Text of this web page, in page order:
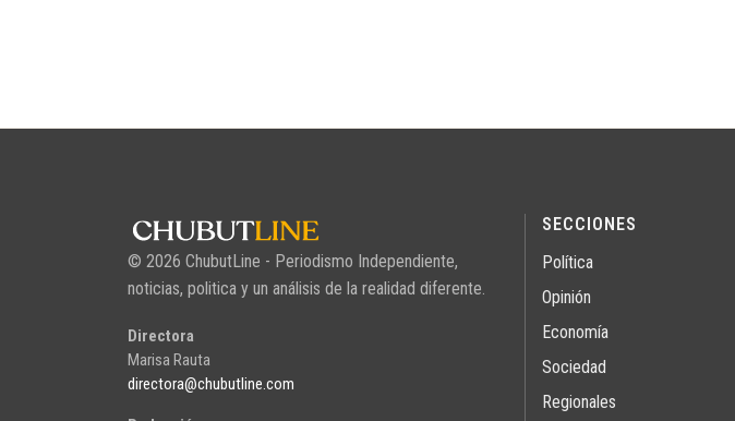
© 2026 ChubutLine - Periodismo Independiente,
noticias, politica y un análisis de la realidad diferente.
Directora
Marisa Rauta
directora@chubutline.com
SECCIONES
Política
Opinión
Economía
Sociedad
Regionales